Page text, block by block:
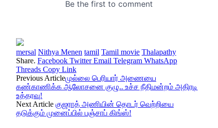
mersal Nithya Menen tamil Tamil movie Thalapathy
Share. Facebook Twitter Email Telegram WhatsApp
Threads Copy Link
Previous Articleமுல்லை பெரியார் அணையை
கண்காணிக்க ஆலோசனை குழு.. உச்ச நீதிமன்றம் அதிரடி
உத்தரவு!
Next Article குஜராத் அணியின் தொடர் வெற்றியை
தடுக்கும் முனைப்பில் பஞ்சாப் கிங்ஸ்!